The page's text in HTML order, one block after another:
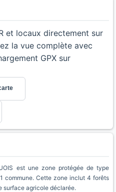
et locaux directement sur
la vue complète avec
GPX sur
est une zone protégée de type
commune. Cette zone inclut 4 forêts
surface agricole déclarée.